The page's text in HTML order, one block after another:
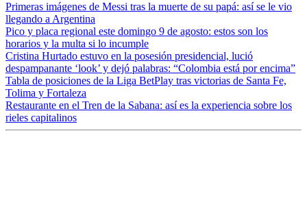
Primeras imágenes de Messi tras la muerte de su papá: así se le vio
llegando a Argentina
Pico y placa regional este domingo 9 de agosto: estos son los
horarios y la multa si lo incumple
Cristina Hurtado estuvo en la posesión presidencial, lució
despampanante ‘look’ y dejó palabras: “Colombia está por encima”
Tabla de posiciones de la Liga BetPlay tras victorias de Santa Fe,
Tolima y Fortaleza
Restaurante en el Tren de la Sabana: así es la experiencia sobre los
rieles capitalinos